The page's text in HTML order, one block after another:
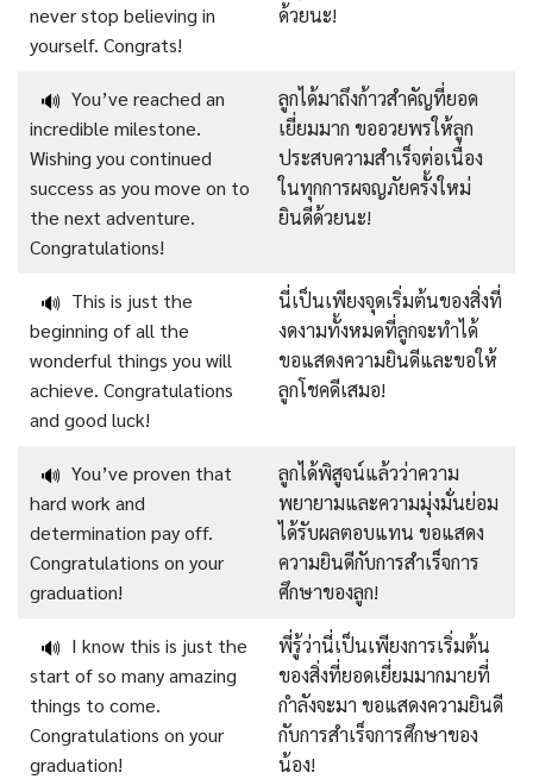
never stop believing in
yourself. Congrats!
ด้วยนะ!
🔊 You’ve reached an
incredible milestone.
Wishing you continued
success as you move on to
the next adventure.
Congratulations!
ลูกได้มาถึงก้าวสำคัญที่ยอด
เยี่ยมมาก ขออวยพรให้ลูก
ประสบความสำเร็จต่อเนื่อง
ในทุกการผจญภัยครั้งใหม่
ยินดีด้วยนะ!
🔊 This is just the
beginning of all the
wonderful things you will
achieve. Congratulations
and good luck!
นี่เป็นเพียงจุดเริ่มต้นของสิ่งที่
งดงามทั้งหมดที่ลูกจะทำได้
ขอแสดงความยินดีและขอให้
ลูกโชคดีเสมอ!
🔊 You’ve proven that
hard work and
determination pay off.
Congratulations on your
graduation!
ลูกได้พิสูจน์แล้วว่าความ
พยายามและความมุ่งมั่นย่อม
ได้รับผลตอบแทน ขอแสดง
ความยินดีกับการสำเร็จการ
ศึกษาของลูก!
🔊 I know this is just the
start of so many amazing
things to come.
Congratulations on your
graduation!
พี่รู้ว่านี่เป็นเพียงการเริ่มต้น
ของสิ่งที่ยอดเยี่ยมมากมายที่
กำลังจะมา ขอแสดงความยินดี
กับการสำเร็จการศึกษาของ
น้อง!